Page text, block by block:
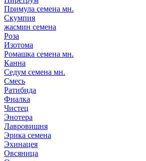
Примула семена мн.
Скумпия
жасмин семена
Роза
Изотома
Ромашка семена мн.
Канна
Седум семена мн.
Смесь
Ратибида
Фиалка
Чистец
Энотера
Лавровишня
Эрика семена
Эхинацея
Овсяница